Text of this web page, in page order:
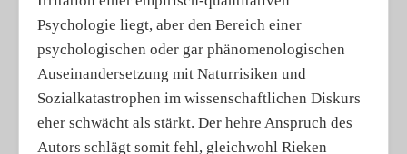
Psychologie liegt, aber den Bereich einer
psychologischen oder gar phänomenologischen
Auseinandersetzung mit Naturrisiken und
Sozialkatastrophen im wissenschaftlichen Diskurs
eher schwächt als stärkt. Der hehre Anspruch des
Autors schlägt somit fehl, gleichwohl Rieken